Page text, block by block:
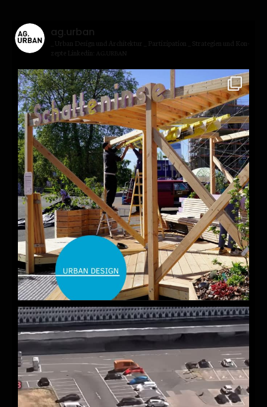
ag.urban
_ Urban Design und Archi­tek­tur _ Par­ti­zi­pa­ti­on _ Stra­te­gien und Kon­
zep­te Lin­kedin: AG URBAN